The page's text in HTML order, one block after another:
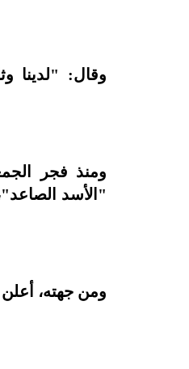
وقال: "لدينا
ومنذ فجر
"الأسد